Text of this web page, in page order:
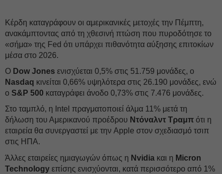
Κέρδη καταγράφουν οι αμερικανικές μετοχές την Πέμπτη,
ανακάμπτοντας από τη χθεσινή πτώση που πυροδότησε το
«σήμα» της Fed ότι υπάρχει πιθανότητα αύξησης επιτοκίων
μέσα στο 2026.
O Dow Jones ενισχύεται 0,5% στις 51.759 μονάδες, ο
Nasdaq κινείται 0,66% υψηλότερα στις 26.190 μονάδες, ενώ
ο S&P 500 καταγράφει άνοδο 0,73% στις 7.476 μονάδες.
Στο ταμπλό, η Intel πραγματοποιεί άλμα 11% μετά τη
δήλωση του Αμερικανού προέδρου Ντόναλντ Τραμπ ότι η
εταιρεία θα συνεργαστεί με την Apple στον σχεδιασμό τσιπ
στις ΗΠΑ.
Άλλες εταιρείες ημιαγωγών όπως η Nvidia και η Micron
Technology επίσης ενισχύονται, κατά περισσότερο από 1%